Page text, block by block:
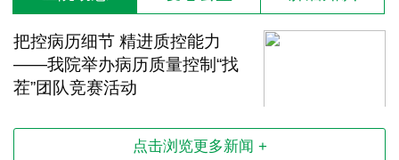
把控病历细节 精进质控能力
——我院举办病历质量控制“找
茬”团队竞赛活动
点击浏览更多新闻 +